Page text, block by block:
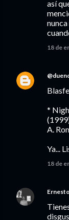
así
18 de
*
A.
Ya...
18 de